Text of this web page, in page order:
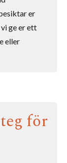
er
ge er ett
eller
för